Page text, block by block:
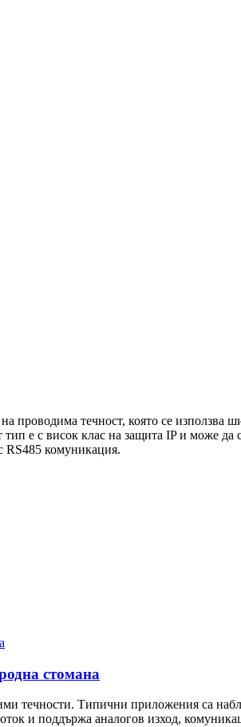
проводима течност, която се използва
е с висок клас на защита IP и може да
RS485 комуникация.
стомана
течности. Типични приложения са
и поддържа аналогов изход,